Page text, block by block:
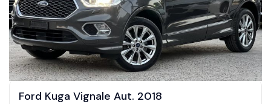
Land Rover Discovery Sport Aut. 2015